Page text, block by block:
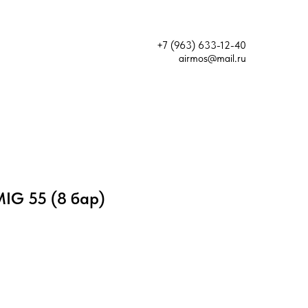
+7 (963) 633-12-40
airmos@mail.ru
55 (8 бар)